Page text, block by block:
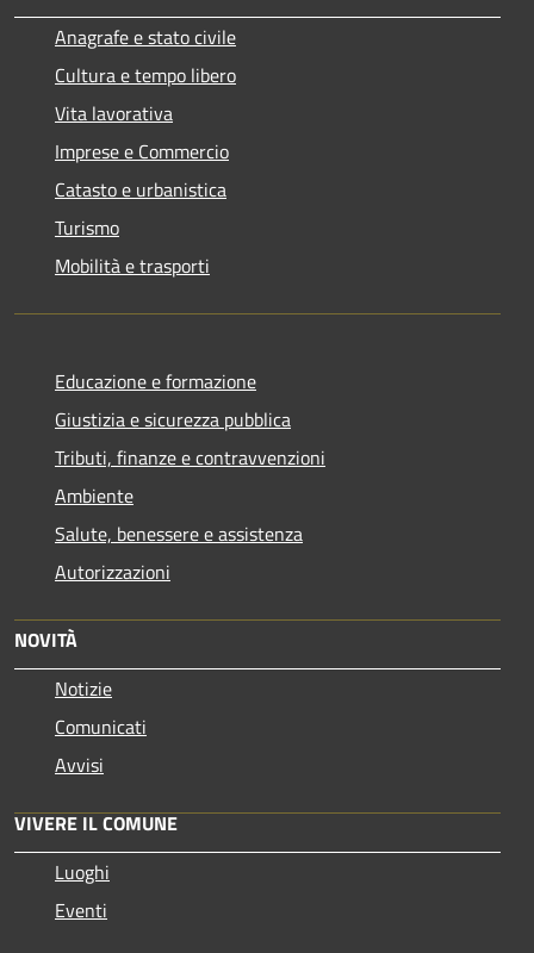
Anagrafe e stato civile
Cultura e tempo libero
Vita lavorativa
Imprese e Commercio
Catasto e urbanistica
Turismo
Mobilità e trasporti
Educazione e formazione
Giustizia e sicurezza pubblica
Tributi, finanze e contravvenzioni
Ambiente
Salute, benessere e assistenza
Autorizzazioni
NOVITÀ
Notizie
Comunicati
Avvisi
VIVERE IL COMUNE
Luoghi
Eventi